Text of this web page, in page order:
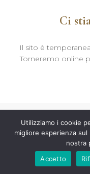
Ci
Il sito è
Torneremo online
Utilizziamo i cookie
migliore esperienza
nostra
Accetto